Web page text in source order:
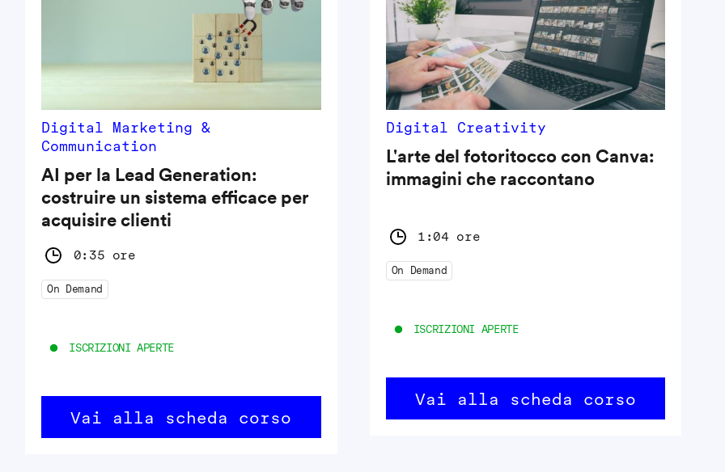
Digital Marketing &
Communication
AI per la Lead Generation:
costruire un sistema efficace per
acquisire clienti
0:35 ore
On Demand
ISCRIZIONI APERTE
Vai alla scheda corso
Digital Creativity
L'arte del fotoritocco con Canva:
immagini che raccontano
1:04 ore
On Demand
ISCRIZIONI APERTE
Vai alla scheda corso